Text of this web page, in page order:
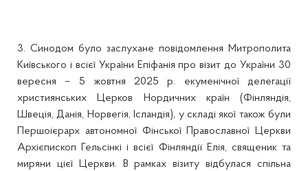
3. Синодом було заслухане повідомлення Митрополита
Київського і всієї України Епіфанія про візит до України 30
вересня – 5 жовтня 2025 р. екуменічної делегації
християнських Церков Нордичних країн (Фінляндія,
Швеція, Данія, Норвегія, Ісландія), у складі якої також були
Першоієрарх автономної Фінської Православної Церкви
Архієпископ Гельсінкі і всієї Фінляндії Елія, священик та
миряни цієї Церкви. В рамках візиту відбулася спільна